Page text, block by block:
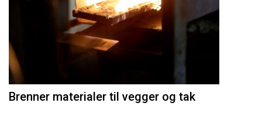
Brenner materialer til vegger og tak